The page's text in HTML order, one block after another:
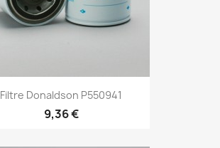
Filtre Donaldson P550941
9,36 €